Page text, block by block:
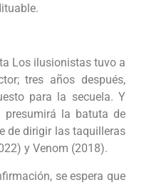
Los ilusionistas tuvo a
tres años después,
para la secuela. Y
presumirá la batuta de
de dirigir las taquilleras
y Venom (2018).
se espera que